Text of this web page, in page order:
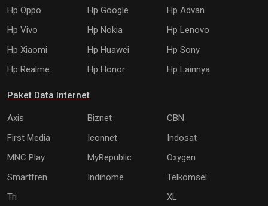
Hp Oppo
Hp Google
Hp Advan
Hp Vivo
Hp Nokia
Hp Lenovo
Hp Xiaomi
Hp Huawei
Hp Sony
Hp Realme
Hp Honor Hp Lainnya
Paket Data Internet
Axis Biznet
CBN
First Media
Iconnet
Indosat
MNC Play
MyRepublic
Oxygen
Smartfren
Indihome
Telkomsel
Tri
XL